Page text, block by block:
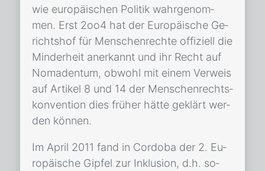
wie eu­ro­päi­schen Po­li­tik wahr­ge­nom­
men. Erst 2oo4 hat der Eu­ro­päi­sche Ge­
richts­hof für Men­schen­rech­te of­fi­zi­ell die
Min­der­heit an­er­kannt und ihr Recht auf
No­ma­den­tum, ob­wohl mit ei­nem Ver­weis
auf Ar­ti­kel 8 und 14 der Men­schen­rechts­
kon­ven­ti­on dies frü­her hät­te ge­klärt wer­
den kön­nen.
Im April 2011 fand in Cor­do­ba der 2. Eu­
ro­päi­sche Gip­fel zur In­klu­si­on, d.h. so­